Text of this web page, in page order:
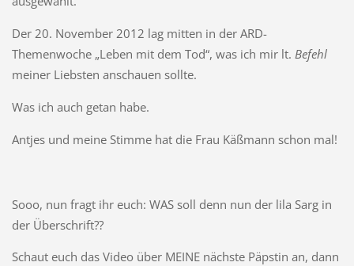
Der 20. November 2012 lag mitten in der ARD-
Themenwoche „Leben mit dem Tod“, was ich mir lt. Befehl
meiner Liebsten anschauen sollte.
Was ich auch getan habe.
Antjes und meine Stimme hat die Frau Käßmann schon mal!
Sooo, nun fragt ihr euch: WAS soll denn nun der lila Sarg in
der Überschrift??
Schaut euch das Video über MEINE nächste Päpstin an, dann